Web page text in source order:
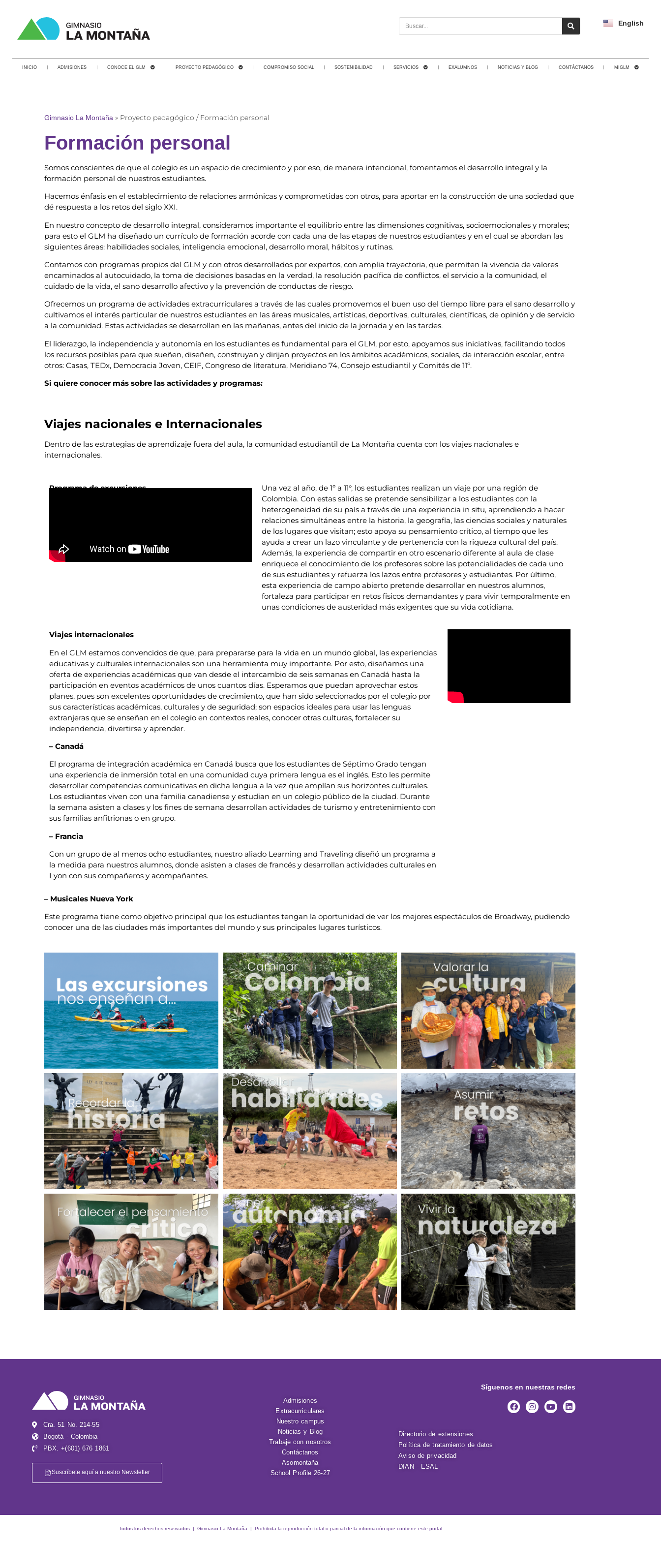
English
INICIO ADMISIONES CONOCE EL GLM PROYECTO PEDAGÓGICO COMPROMISO SOCIAL SOSTENIBILIDAD SERVICIOS EXALUMNOS NOTICIAS Y BLOG CONTÁCTANOS MIGLM
Gimnasio La Montaña » Proyecto pedagógico / Formación personal
Formación personal
Somos conscientes de que el colegio es un espacio de crecimiento y por eso, de manera intencional, fomentamos el desarrollo integral y la
formación personal de nuestros estudiantes.
Hacemos énfasis en el establecimiento de relaciones armónicas y comprometidas con otros, para aportar en la construcción de una sociedad que
dé respuesta a los retos del siglo XXI.
En nuestro concepto de desarrollo integral, consideramos importante el equilibrio entre las dimensiones cognitivas, socioemocionales y morales;
para esto el GLM ha diseñado un currículo de formación acorde con cada una de las etapas de nuestros estudiantes y en el cual se abordan las
siguientes áreas: habilidades sociales, inteligencia emocional, desarrollo moral, hábitos y rutinas.
Contamos con programas propios del GLM y con otros desarrollados por expertos, con amplia trayectoria, que permiten la vivencia de valores
encaminados al autocuidado, la toma de decisiones basadas en la verdad, la resolución pacífica de conflictos, el servicio a la comunidad, el
cuidado de la vida, el sano desarrollo afectivo y la prevención de conductas de riesgo.
Ofrecemos un programa de actividades extracurriculares a través de las cuales promovemos el buen uso del tiempo libre para el sano desarrollo y
cultivamos el interés particular de nuestros estudiantes en las áreas musicales, artísticas, deportivas, culturales, científicas, de opinión y de servicio
a la comunidad. Estas actividades se desarrollan en las mañanas, antes del inicio de la jornada y en las tardes.
El liderazgo, la independencia y autonomía en los estudiantes es fundamental para el GLM, por esto, apoyamos sus iniciativas, facilitando todos
los recursos posibles para que sueñen, diseñen, construyan y dirijan proyectos en los ámbitos académicos, sociales, de interacción escolar, entre
otros: Casas, TEDx, Democracia Joven, CEIF, Congreso de literatura, Meridiano 74, Consejo estudiantil y Comités de 11º.
Si quiere conocer más sobre las actividades y programas:
Viajes nacionales e Internacionales
Dentro de las estrategias de aprendizaje fuera del aula, la comunidad estudiantil de La Montaña cuenta con los viajes nacionales e
internacionales.
Programa de excursiones
Una vez al año, de 1º a 11°, los estudiantes realizan un viaje por una región de
Colombia. Con estas salidas se pretende sensibilizar a los estudiantes con la
heterogeneidad de su país a través de una experiencia in situ, aprendiendo a hacer
relaciones simultáneas entre la historia, la geografía, las ciencias sociales y naturales
de los lugares que visitan; esto apoya su pensamiento crítico, al tiempo que les
ayuda a crear un lazo vinculante y de pertenencia con la riqueza cultural del país.
Además, la experiencia de compartir en otro escenario diferente al aula de clase
enriquece el conocimiento de los profesores sobre las potencialidades de cada uno
de sus estudiantes y refuerza los lazos entre profesores y estudiantes. Por último,
esta experiencia de campo abierto pretende desarrollar en nuestros alumnos,
fortaleza para participar en retos físicos demandantes y para vivir temporalmente en
unas condiciones de austeridad más exigentes que su vida cotidiana.
Viajes internacionales
En el GLM estamos convencidos de que, para prepararse para la vida en un mundo global, las experiencias
educativas y culturales internacionales son una herramienta muy importante. Por esto, diseñamos una
oferta de experiencias académicas que van desde el intercambio de seis semanas en Canadá hasta la
participación en eventos académicos de unos cuantos días. Esperamos que puedan aprovechar estos
planes, pues son excelentes oportunidades de crecimiento, que han sido seleccionados por el colegio por
sus características académicas, culturales y de seguridad; son espacios ideales para usar las lenguas
extranjeras que se enseñan en el colegio en contextos reales, conocer otras culturas, fortalecer su
independencia, divertirse y aprender.
– Canadá
El programa de integración académica en Canadá busca que los estudiantes de Séptimo Grado tengan
una experiencia de inmersión total en una comunidad cuya primera lengua es el inglés. Esto les permite
desarrollar competencias comunicativas en dicha lengua a la vez que amplían sus horizontes culturales.
Los estudiantes viven con una familia canadiense y estudian en un colegio público de la ciudad. Durante
la semana asisten a clases y los fines de semana desarrollan actividades de turismo y entretenimiento con
sus familias anfitrionas o en grupo.
– Francia
Con un grupo de al menos ocho estudiantes, nuestro aliado Learning and Traveling diseñó un programa a
la medida para nuestros alumnos, donde asisten a clases de francés y desarrollan actividades culturales en
Lyon con sus compañeros y acompañantes.
– Musicales Nueva York
Este programa tiene como objetivo principal que los estudiantes tengan la oportunidad de ver los mejores espectáculos de Broadway, pudiendo
conocer una de las ciudades más importantes del mundo y sus principales lugares turísticos.
Cra. 51 No. 214-55
Bogotá - Colombia
PBX. +(601) 676 1861
Suscríbete aquí a nuestro Newsletter
Admisiones
Extracurriculares
Nuestro campus
Noticias y Blog
Trabaje con nosotros
Contáctanos
Asomontaña
School Profile 26-27
Síguenos en nuestras redes
Directorio de extensiones
Política de tratamiento de datos
Aviso de privacidad
DIAN - ESAL
Todos los derechos reservados | Gimnasio La Montaña | Prohibida la reproducción total o parcial de la información que contiene este portal